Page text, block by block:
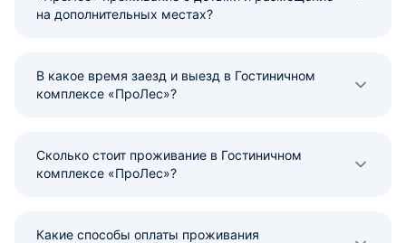
на дополнительных местах?
В какое время заезд и выезд в Гостиничном
комплексе «ПроЛес»?
Сколько стоит проживание в Гостиничном
комплексе «ПроЛес»?
Какие способы оплаты проживания